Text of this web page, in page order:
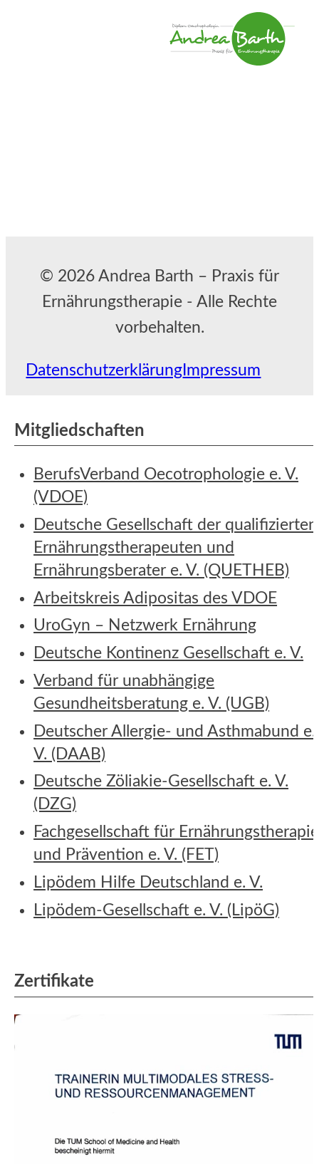
© 2026 Andrea Barth – Praxis für
Ernährungstherapie - Alle Rechte
vorbehalten.
Datenschutzerklärung Impressum
Mitgliedschaften
BerufsVerband Oecotrophologie e. V.
(VDOE)
Deutsche Gesellschaft der qualifizierten
Ernährungstherapeuten und
Ernährungsberater e. V. (QUETHEB)
Arbeitskreis Adipositas des VDOE
UroGyn – Netzwerk Ernährung
Deutsche Kontinenz Gesellschaft e. V.
Verband für unabhängige
Gesundheitsberatung e. V. (UGB)
Deutscher Allergie- und Asthmabund e.
V. (DAAB)
Deutsche Zöliakie-Gesellschaft e. V.
(DZG)
Fachgesellschaft für Ernährungstherapie
und Prävention e. V. (FET)
Lipödem Hilfe Deutschland e. V.
Lipödem-Gesellschaft e. V. (LipöG)
Zertifikate